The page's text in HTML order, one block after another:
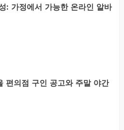
: 가정에서 가능한 온라인 알바
편의점 구인 공고와 주말 야간